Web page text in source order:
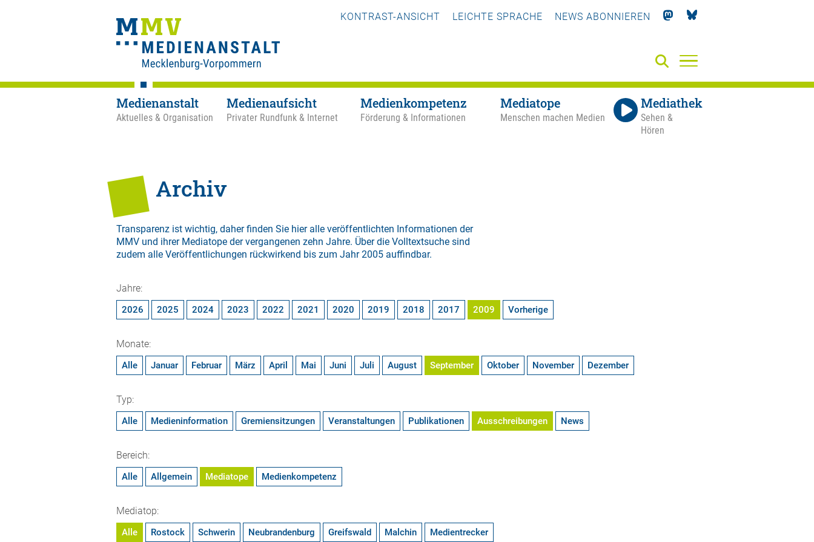
KONTRAST-ANSICHT LEICHTE SPRACHE NEWS ABONNIEREN
Medienanstalt
Aktuelles & Organisation
Medienaufsicht
Privater Rundfunk & Internet
Medienkompetenz
Förderung & Informationen
Mediatope
Menschen machen Medien
Mediathek
Sehen &
Hören
Archiv
Transparenz ist wichtig, daher finden Sie hier alle veröffentlichten Informationen der
MMV und ihrer Mediatope der vergangenen zehn Jahre. Über die Volltextsuche sind
zudem alle Veröffentlichungen rückwirkend bis zum Jahr 2005 auffindbar.
Jahre:
2026 2025 2024 2023 2022 2021 2020 2019 2018 2017 2009 Vorherige
Monate:
Alle Januar Februar März April Mai Juni Juli August September Oktober November Dezember
Typ:
Alle Medieninformation Gremiensitzungen Veranstaltungen Publikationen Ausschreibungen News
Bereich:
Alle Allgemein Mediatope Medienkompetenz
Mediatop:
Alle Rostock Schwerin Neubrandenburg Greifswald Malchin Medientrecker